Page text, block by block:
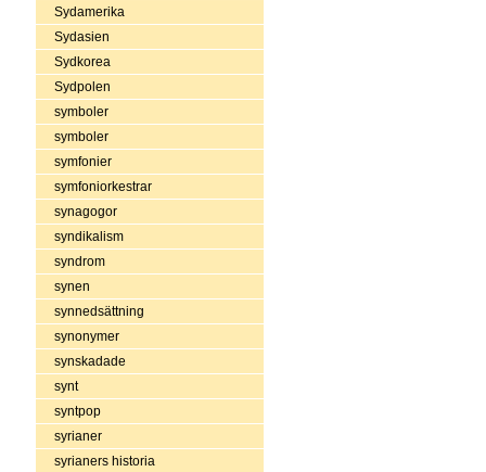
Sydamerika
Sydasien
Sydkorea
Sydpolen
symboler
symboler
symfonier
symfoniorkestrar
synagogor
syndikalism
syndrom
synen
synnedsättning
synonymer
synskadade
synt
syntpop
syrianer
syrianers historia